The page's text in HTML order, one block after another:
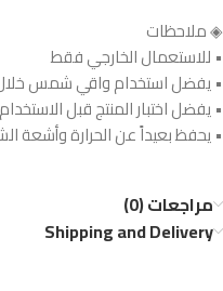
◈ ملاحظات
• للاستعمال الخارجي فقط
• يفضل استخدام واقي شمس خلال
• يفضل اختبار المنتج قبل
• يحفظ بعيداً عن الحرارة وأشعة
مراجعات (0)
Shipping and Delivery